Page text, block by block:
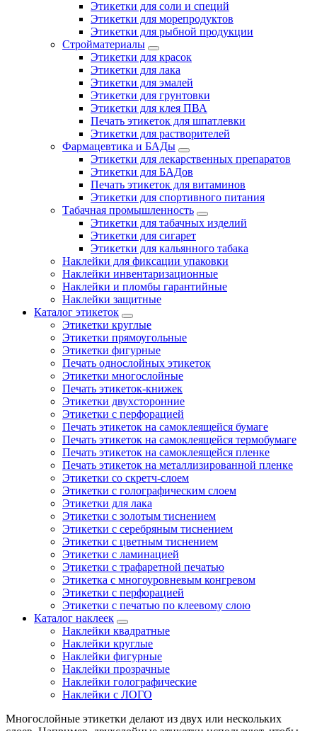
Этикетки для соли и специй
Этикетки для морепродуктов
Этикетки для рыбной продукции
Стройматериалы
Этикетки для красок
Этикетки для лака
Этикетки для эмалей
Этикетки для грунтовки
Этикетки для клея ПВА
Печать этикеток для шпатлевки
Этикетки для растворителей
Фармацевтика и БАДы
Этикетки для лекарственных препаратов
Этикетки для БАДов
Печать этикеток для витаминов
Этикетки для спортивного питания
Табачная промышленность
Этикетки для табачных изделий
Этикетки для сигарет
Этикетки для кальянного табака
Наклейки для фиксации упаковки
Наклейки инвентаризационные
Наклейки и пломбы гарантийные
Наклейки защитные
Каталог этикеток
Этикетки круглые
Этикетки прямоугольные
Этикетки фигурные
Печать однослойных этикеток
Этикетки многослойные
Печать этикеток-книжек
Этикетки двухсторонние
Этикетки с перфорацией
Печать этикеток на самоклеящейся бумаге
Печать этикеток на самоклеящейся термобумаге
Печать этикеток на самоклеящейся пленке
Печать этикеток на металлизированной пленке
Этикетки со скретч-слоем
Этикетки с голографическим слоем
Этикетки для лака
Этикетки с золотым тиснением
Этикетки с серебряным тиснением
Этикетки с цветным тиснением
Этикетки с ламинацией
Этикетки с трафаретной печатью
Этикетка с многоуровневым конгревом
Этикетки с перфорацией
Этикетки с печатью по клеевому слою
Каталог наклеек
Наклейки квадратные
Наклейки круглые
Наклейки фигурные
Наклейки прозрачные
Наклейки голографические
Наклейки с ЛОГО
Многослойные этикетки делают из двух или нескольких